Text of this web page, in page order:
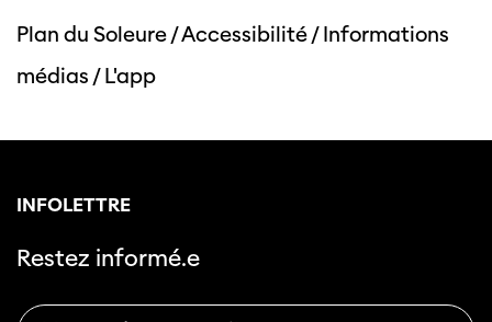
Plan du Soleure/Accessibilité/Informations
médias /L'app
INFOLETTRE
Restez informé.e